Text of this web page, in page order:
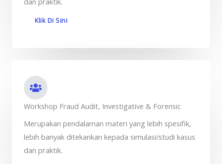
Klik Di Sini
Workshop Fraud Audit, Investigative & Forensic
Merupakan pendalaman materi yang lebih spesifik,
lebih banyak ditekankan kepada simulasi/studi kasus
dan praktik.